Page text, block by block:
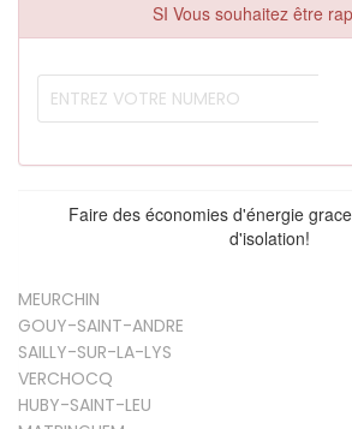
SI Vous souhaitez être
Faire des économies d'énergie
d'isolation!
MEURCHIN
GOUY-SAINT-ANDRE
SAILLY-SUR-LA-LYS
VERCHOCQ
HUBY-SAINT-LEU